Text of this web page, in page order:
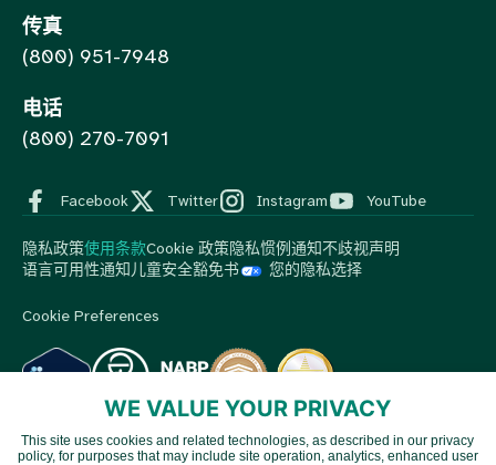
传真
(800) 951-7948
电话
(800) 270-7091
Facebook Twitter Instagram YouTube
隐私政策使用条款Cookie 政策隐私惯例通知不歧视声明
语言可用性通知 儿童安全豁免书 您的隐私选择
Cookie Preferences
© 2026 MedBox by AmeriPharma。版权所有。.MedBox是
WE VALUE YOUR PRIVACY
This site uses cookies and related technologies, as described in our privacy
policy, for purposes that may include site operation, analytics, enhanced user